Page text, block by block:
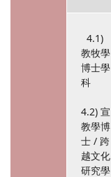
4.1)
教牧學
博士學
科
4.2) 宣
教學博
士 / 跨
越文化
研究學